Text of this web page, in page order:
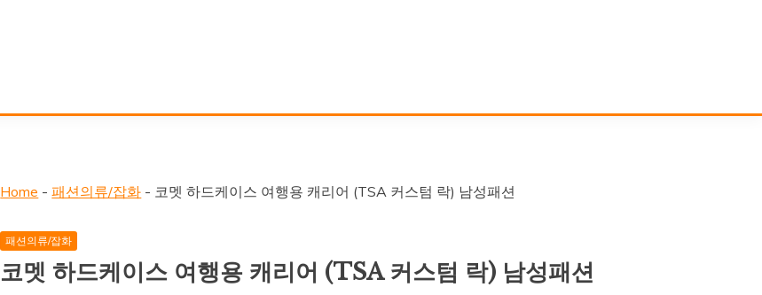
Home -패션의류/잡화 - 코멧 하드케이스 여행용 캐리어 (TSA 커스텀 락) 남성패션
패션의류/잡화
코멧 하드케이스 여행용 캐리어 (TSA 커스텀 락) 남성패션